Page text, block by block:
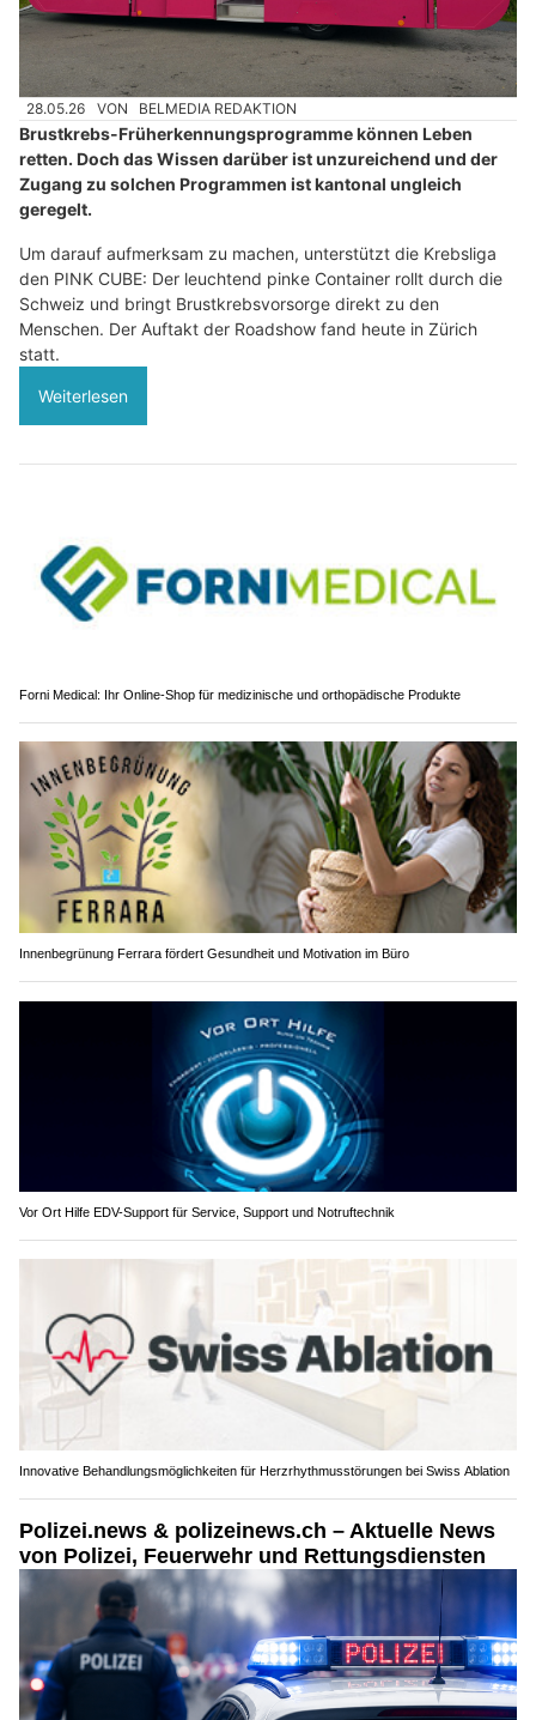
28.05.26 VON BELMEDIA REDAKTION
Brustkrebs-Früherkennungsprogramme können Leben
retten. Doch das Wissen darüber ist unzureichend und der
Zugang zu solchen Programmen ist kantonal ungleich
geregelt.
Um darauf aufmerksam zu machen, unterstützt die Krebsliga
den PINK CUBE: Der leuchtend pinke Container rollt durch die
Schweiz und bringt Brustkrebsvorsorge direkt zu den
Menschen. Der Auftakt der Roadshow fand heute in Zürich
statt.
Weiterlesen
Forni Medical: Ihr Online-Shop für medizinische und orthopädische Produkte
Innenbegrünung Ferrara fördert Gesundheit und Motivation im Büro
Vor Ort Hilfe EDV-Support für Service, Support und Notruftechnik
Innovative Behandlungsmöglichkeiten für Herzrhythmusstörungen bei Swiss Ablation
Polizei.news & polizeinews.ch – Aktuelle News
von Polizei, Feuerwehr und Rettungsdiensten